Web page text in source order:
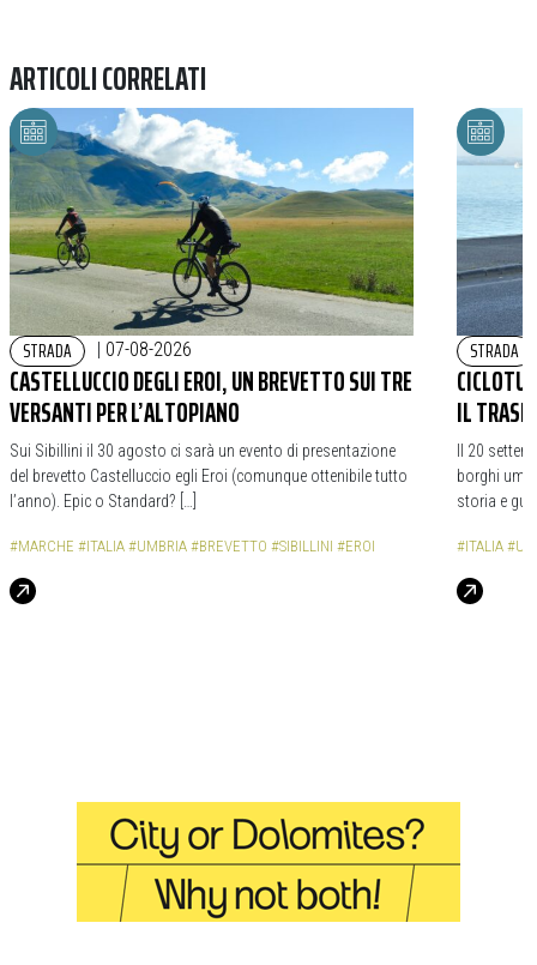
ARTICOLI CORRELATI
STRADA | 07-08-2026
CASTELLUCCIO DEGLI EROI, UN BREVETTO SUI TRE
VERSANTI PER L’ALTOPIANO
Sui Sibillini il 30 agosto ci sarà un evento di presentazione
del brevetto Castelluccio egli Eroi (comunque ottenibile tutto
l’anno). Epic o Standard? […]
#MARCHE #ITALIA #UMBRIA #BREVETTO #SIBILLINI #EROI
STRADA
IL
Il 20
borghi
storia e
#ITALIA